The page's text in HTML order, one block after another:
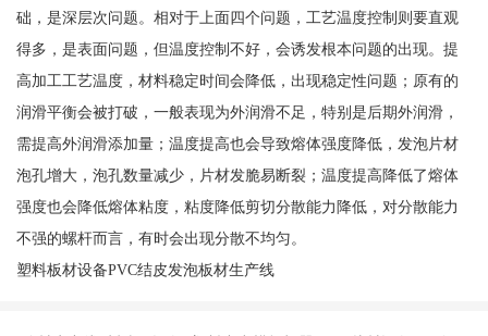
础，是深层次问题。相对于上面四个问题，工艺温度控制则要直观
得多，是表面问题，但温度控制不好，会诱发根本问题的出现。提
高加工工艺温度，材料稳定时间会降低，出现稳定性问题；原有的
润滑平衡会被打破，一般表现为外润滑不足，特别是后期外润滑，
需提高外润滑添加量；温度提高也会导致熔体强度降低，发泡片材
泡孔增大，泡孔数量减少，片材发脆易断裂；温度提高降低了熔体
强度也会降低熔体粘度，粘度降低剪切分散能力降低，对分散能力
不强的螺杆而言，有时会出现分散不均匀。
塑料板材设备PVC结皮发泡板材生产线